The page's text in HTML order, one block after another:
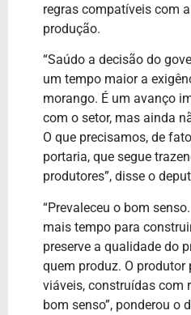
regras compatíveis com
produção.
“Saúdo a decisão do
um tempo maior a
morango. É um avanço
com o setor, mas ainda
O que precisamos, de
portaria, que segue
produtores”, disse o
“Prevaleceu o bom
mais tempo para
preserve a qualidade do
quem produz. O produtor
viáveis, construídas com
bom senso”, ponderou o